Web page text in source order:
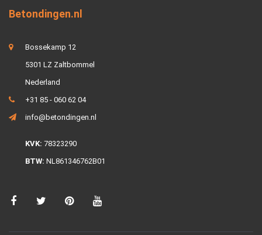
Betondingen.nl
Bossekamp 12
5301 LZ Zaltbommel
Nederland
+31 85 - 060 62 04
info@betondingen.nl
KVK: 78323290
BTW: NL861346762B01